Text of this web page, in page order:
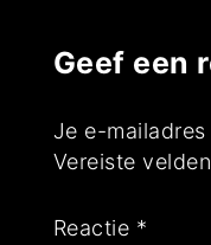
Geef een
Je e-
Vereiste
Reactie *